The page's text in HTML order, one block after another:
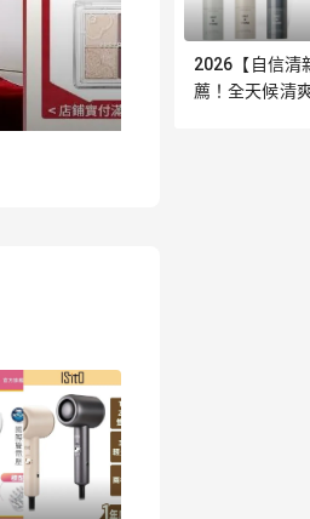
2026【自信清
薦！全天候清